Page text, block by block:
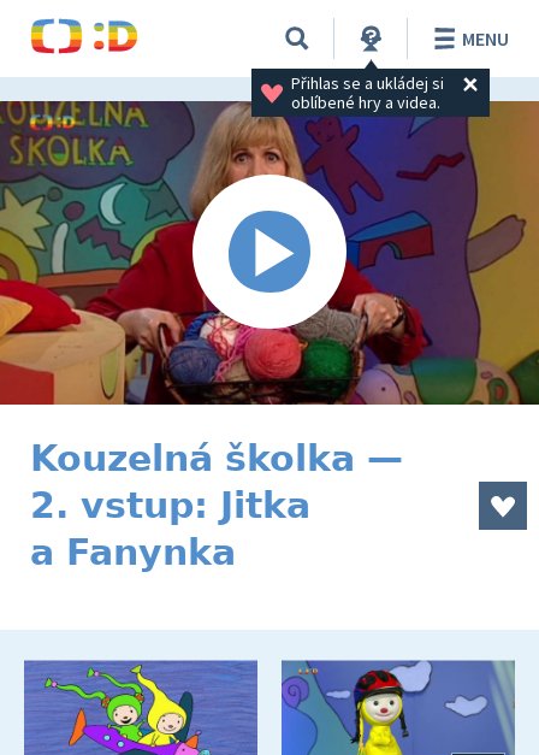
Přihlas se a ukládej si
oblíbené hry a videa.
MENU
Kouzelná školka —
2. vstup: Jitka
a Fanynka